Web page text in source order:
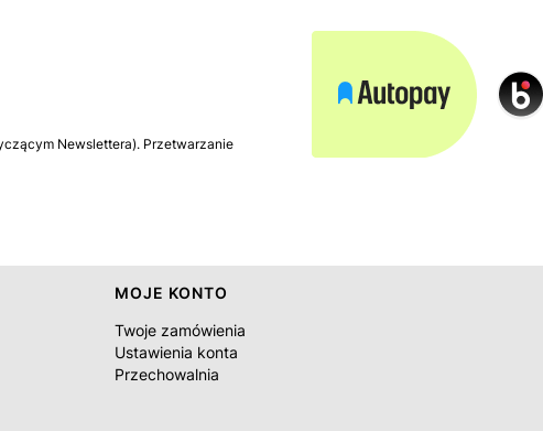
Newslettera). Przetwarzanie
MOJE KONTO
Twoje zamówienia
Ustawienia konta
Przechowalnia